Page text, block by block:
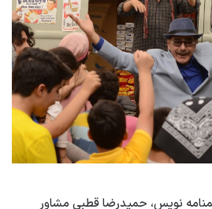
نویس، حمیدرضا قطبی مشاور